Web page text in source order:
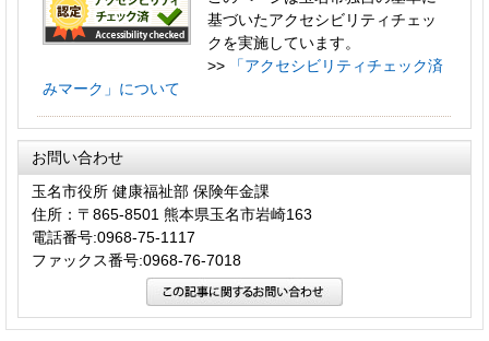
基づいたアクセシビリティチェッ
クを実施しています。
>>
「アクセシビリティチェック済
みマーク」について
お問い合わせ
玉名市役所 健康福祉部 保険年金課
住所：〒865-8501 熊本県玉名市岩崎163
電話番号:0968-75-1117
ファックス番号:0968-76-7018